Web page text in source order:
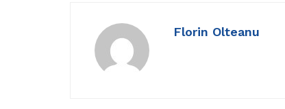
Florin Olteanu